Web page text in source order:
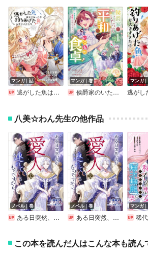
マンガ｜話
逃がした魚は大きかったが釣りあげた魚が大きすぎた件（コミック）【分冊版】
マンガ｜巻
侯爵家のいたって平和ないつもの食卓～堅物侯爵は後妻に事細かに指示をする～（コミック）【デジタル版限定特典付き】
マンガ
八美☆わん先生の他作品
ノベル｜巻
ある日突然、夫が愛人を連れてくるものですから…
ノベル｜巻
ある日突然、夫が愛人を連れてくるものですから…【完全版】
マンガ
稀代の悪女、三度目
この本を読んだ人はこんな本も読ん